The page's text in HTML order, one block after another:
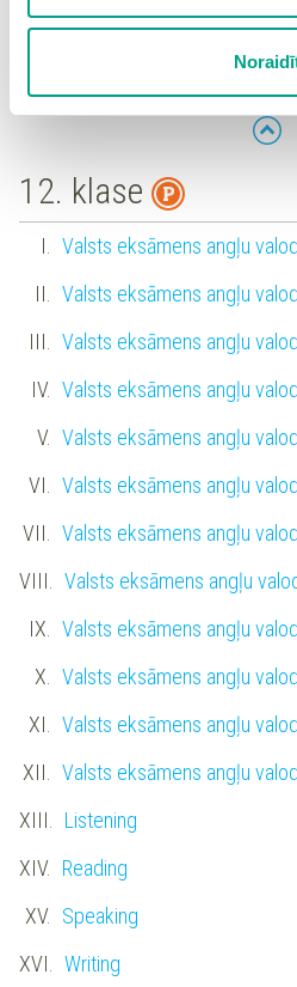
Spiežot uz pogas “Apstiprināt
sīkdatņu politikuun
piekrišanu sadaļā “Sīkdatņu
Augstākā līmeņa (angļu
12. klase
Valsts eksāmens angļu
Valsts eksāmens angļu
Valsts eksāmens angļu
Valsts eksāmens angļu
Valsts eksāmens angļu
Valsts eksāmens angļu
Valsts eksāmens angļu
Valsts eksāmens angļu
Valsts eksāmens angļu
Valsts eksāmens angļu
Valsts eksāmens angļu
Valsts eksāmens angļu
Listening
Reading
Speaking
Writing